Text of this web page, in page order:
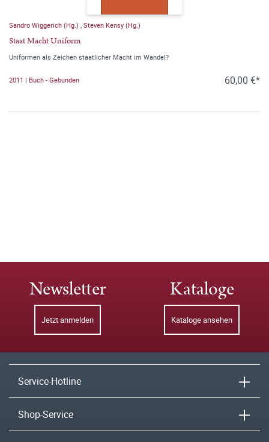
Sandro Wiggerich (Hg.) Steven Kensy (Hg.)
Staat Macht Uniform
Uniformen als Zeichen staatlicher Macht im Wandel?
2011 | Buch - Gebunden 60,00 €*
Newsletter
Jetzt anmelden
Kataloge
Kataloge ansehen
Service-Hotline
Shop-Service